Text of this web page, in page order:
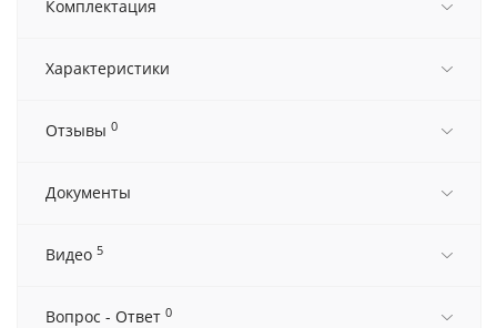
Комплектация
Характеристики
Отзывы 0
Документы
Видео 5
Вопрос - Ответ 0